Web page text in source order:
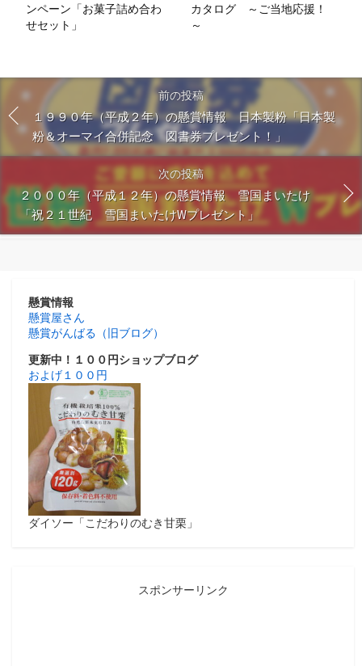
ンペーン「お菓子詰め合わ
せセット」
カタログ ～ご当地応援！
～
前の投稿
１９９０年（平成２年）の懸賞情報 日本製粉「日本製
粉＆オーマイ合併記念 図書券プレゼント！」
次の投稿
２０００年（平成１２年）の懸賞情報 雪国まいたけ
「祝２１世紀 雪国まいたけWプレゼント」
懸賞情報
懸賞屋さん
懸賞がんばる（旧ブログ）
更新中！１００円ショップブログ
およげ１００円
ダイソー「こだわりのむき甘栗」
スポンサーリンク